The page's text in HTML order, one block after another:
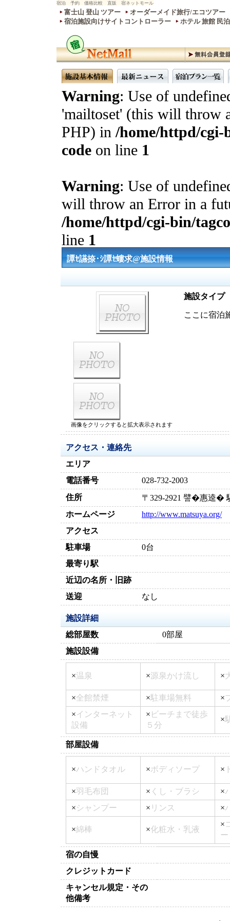
宿泊 予約 価格比較 直販 宿ネットモール
富士山 登山 ツアー
オーダーメイド旅行/エコツアー
宿泊施設向けサイトコントローラー
ホテル 旅館 民
Warning: Use of
'mailtoset' (this will throw
PHP) in/home/httpd/cgi-
code on line 1
Warning: Use of
will throw an Error in a
/home/httpd/cgi-bin/
line 1
譚ｾ讌捺･ｼ譚ｾ螻求@施設情報
施設タイプ
ここに宿泊
画像をクリックすると拡大表示されます
アクセス・連絡先
エリア
電話番号
028-732-2003
住所
〒329-2921 譬�惠逵�
ホームページ
http://www.matsuya.org/
アクセス
駐車場
0台
最寄り駅
近辺の名所・旧跡
送迎
なし
施設詳細
総部屋数
0部屋
施設設備
×温泉 ×源泉かけ流し ×
×全館禁煙 ×駐車場無料 ×
×インターネット
設備
× ビーチまで徒歩
５分
×
部屋設備
×ハンドタオル ×ボディソープ ×
×羽毛布団 × くし・ブラシ ×
×シャンプー × リンス ×
×綿棒 ×化粧水・乳液
×
ー
宿の自慢
クレジットカード
キャンセル規定・その
他備考